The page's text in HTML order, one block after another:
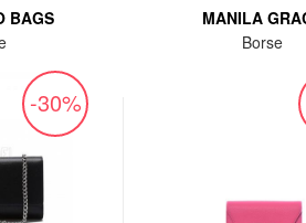
BAGS
-30%
MANILA
Borse